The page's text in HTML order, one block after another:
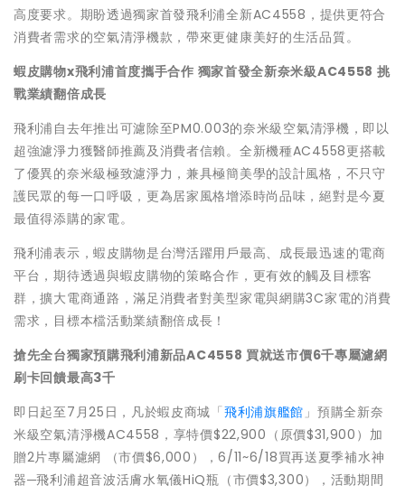
高度要求。期盼透過獨家首發飛利浦全新AC4558，提供更符合
消費者需求的空氣清淨機款，帶來更健康美好的生活品質。
蝦皮購物x飛利浦首度攜手合作 獨家首發全新奈米級AC4558 挑
戰業績翻倍成長
飛利浦自去年推出可濾除至PM0.003的奈米級空氣清淨機，即以
超強濾淨力獲醫師推薦及消費者信賴。全新機種AC4558更搭載
了優異的奈米級極致濾淨力，兼具極簡美學的設計風格，不只守
護民眾的每一口呼吸，更為居家風格增添時尚品味，絕對是今夏
最值得添購的家電。
飛利浦表示，蝦皮購物是台灣活躍用戶最高、成長最迅速的電商
平台，期待透過與蝦皮購物的策略合作，更有效的觸及目標客
群，擴大電商通路，滿足消費者對美型家電與網購3C家電的消費
需求，目標本檔活動業績翻倍成長！
搶先全台獨家預購飛利浦新品AC4558買就送市價6千專屬濾網
刷卡回饋最高3千
即日起至7月25日，凡於蝦皮商城「飛利浦旗艦館」預購全新奈
米級空氣清淨機AC4558，享特價$22,900（原價$31,900）加
贈2片專屬濾網 （市價$6,000），6/11~6/18買再送夏季補水神
器─飛利浦超音波活膚水氧儀HiQ瓶（市價$3,300），活動期間